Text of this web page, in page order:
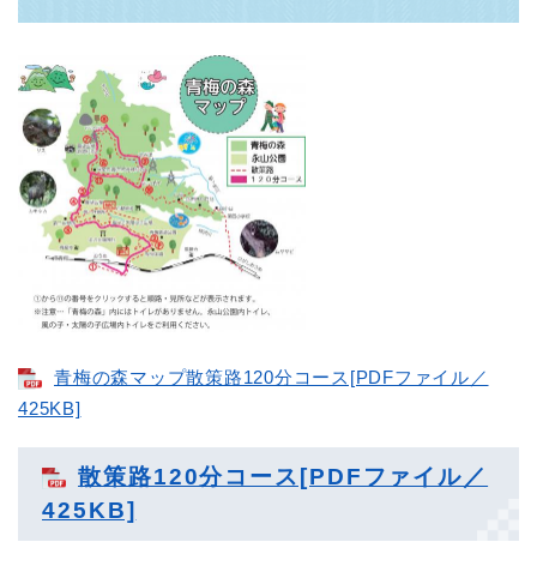
青梅の森マップ散策路120分コース[PDFファイル／
425KB]
散策路120分コース[PDFファイル／
425KB]